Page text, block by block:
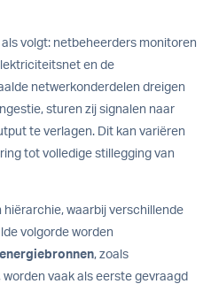
volgt: netbeheerders monitoren
en de
netwerkonderdelen dreigen
sturen zij signalen naar
te verlagen. Dit kan variëren
tot volledige stillegging van
waarbij verschillende
volgorde worden
, zoals
vaak als eerste gevraagd